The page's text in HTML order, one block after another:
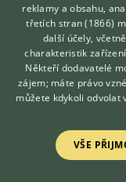
reklamy a obsahu,
třetích stran (1866)
další účely,
charakteristik
Někteří dodavatelé
zájem; máte právo
můžete kdykoli odvolat
VŠE